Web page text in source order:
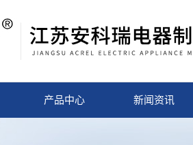
产品中心 新闻资讯